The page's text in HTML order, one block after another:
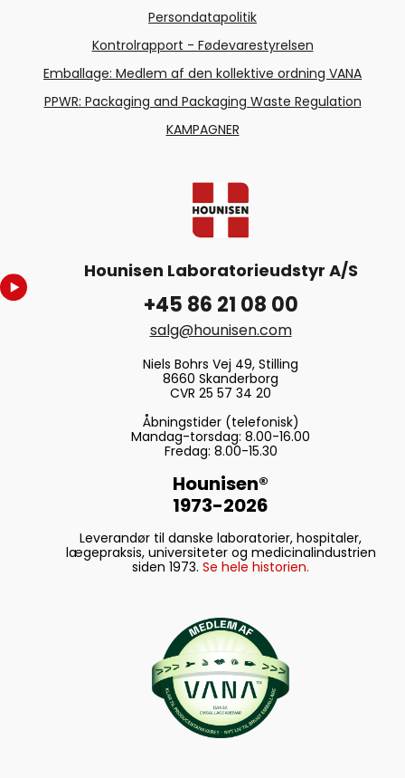
Persondatapolitik
Kontrolrapport - Fødevarestyrelsen
Emballage: Medlem af den kollektive ordning VANA
PPWR: Packaging and Packaging Waste Regulation
KAMPAGNER
Hounisen Laboratorieudstyr A/S
+45 86 21 08 00
salg@hounisen.com
Niels Bohrs Vej 49, Stilling
8660 Skanderborg
CVR 25 57 34 20
Åbningstider (telefonisk)
Mandag-torsdag: 8.00-16.00
Fredag: 8.00-15.30
Hounisen®
1973-2026
Leverandør til danske laboratorier, hospitaler,
lægepraksis, universiteter og medicinalindustrien
siden 1973. Se hele historien.